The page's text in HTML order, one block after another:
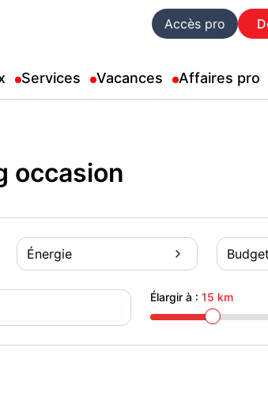
Accès pro
Services Vacances Affaires pro
occasion
Énergie
Élargir à : 15 km